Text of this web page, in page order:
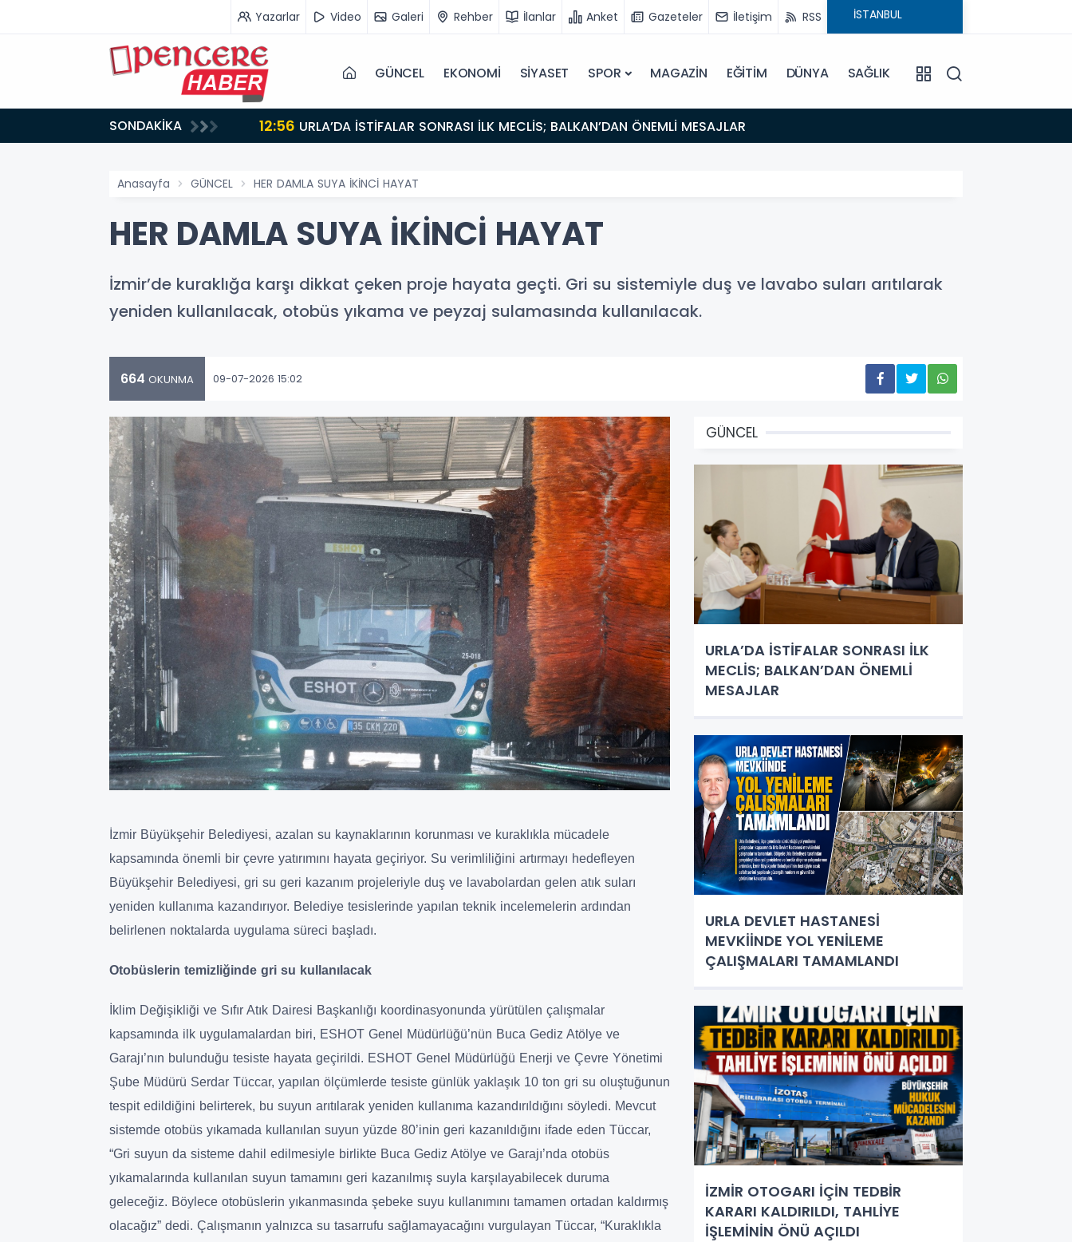
Yazarlar Video Galeri Rehber İlanlar Anket Gazeteler İletişim RSS
GÜNCEL EKONOMİ SİYASET SPOR MAGAZİN EĞİTİM DÜNYA SAĞLIK
SONDAKİKA 12:56 URLA’DA İSTİFALAR SONRASI İLK MECLİS; BALKAN’DAN ÖNEMLİ MESAJLAR
Anasayfa GÜNCEL HER DAMLA SUYA İKİNCİ HAYAT
HER DAMLA SUYA İKİNCİ HAYAT
İzmir’de kuraklığa karşı dikkat çeken proje hayata geçti. Gri su sistemiyle duş ve lavabo suları arıtılarak
yeniden kullanılacak, otobüs yıkama ve peyzaj sulamasında kullanılacak.
664 OKUNMA 09-07-2026 15:02
İzmir Büyükşehir Belediyesi, azalan su kaynaklarının korunması ve kuraklıkla mücadele
kapsamında önemli bir çevre yatırımını hayata geçiriyor. Su verimliliğini artırmayı hedefleyen
Büyükşehir Belediyesi, gri su geri kazanım projeleriyle duş ve lavabolardan gelen atık suları
yeniden kullanıma kazandırıyor. Belediye tesislerinde yapılan teknik incelemelerin ardından
belirlenen noktalarda uygulama süreci başladı.
Otobüslerin temizliğinde gri su kullanılacak
İklim Değişikliği ve Sıfır Atık Dairesi Başkanlığı koordinasyonunda yürütülen çalışmalar
kapsamında ilk uygulamalardan biri, ESHOT Genel Müdürlüğü’nün Buca Gediz Atölye ve
Garajı’nın bulunduğu tesiste hayata geçirildi. ESHOT Genel Müdürlüğü Enerji ve Çevre Yönetimi
Şube Müdürü Serdar Tüccar, yapılan ölçümlerde tesiste günlük yaklaşık 10 ton gri su oluştuğunun
tespit edildiğini belirterek, bu suyun arıtılarak yeniden kullanıma kazandırıldığını söyledi. Mevcut
sistemde otobüs yıkamada kullanılan suyun yüzde 80’inin geri kazanıldığını ifade eden Tüccar,
“Gri suyun da sisteme dahil edilmesiyle birlikte Buca Gediz Atölye ve Garajı’nda otobüs
yıkamalarında kullanılan suyun tamamını geri kazanılmış suyla karşılayabilecek duruma
geleceğiz. Böylece otobüslerin yıkanmasında şebeke suyu kullanımını tamamen ortadan kaldırmış
olacağız” dedi. Çalışmanın yalnızca su tasarrufu sağlamayacağını vurgulayan Tüccar, “Kuraklıkla
GÜNCEL
URLA’DA İSTİFALAR SONRASI İLK
MECLİS; BALKAN’DAN ÖNEMLİ
MESAJLAR
URLA DEVLET HASTANESİ
MEVKİİNDE YOL YENİLEME
ÇALIŞMALARI TAMAMLANDI
İZMİR OTOGARI İÇİN TEDBİR
KARARI KALDIRILDI, TAHLİYE
İŞLEMİNİN ÖNÜ AÇILDI